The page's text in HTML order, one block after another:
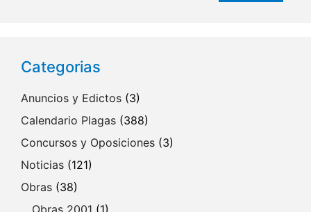
Categorias
Anuncios y Edictos (3)
Calendario Plagas (388)
Concursos y Oposiciones (3)
Noticias (121)
Obras (38)
Obras 2001 (1)